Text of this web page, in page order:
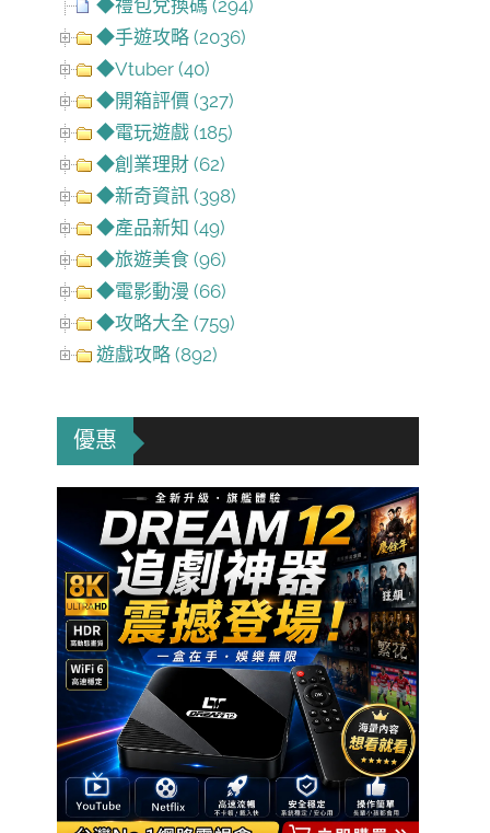
◆禮包兌換碼 (294)
◆手遊攻略 (2036)
◆Vtuber (40)
◆開箱評價 (327)
◆電玩遊戲 (185)
◆創業理財 (62)
◆新奇資訊 (398)
◆產品新知 (49)
◆旅遊美食 (96)
◆電影動漫 (66)
◆攻略大全 (759)
遊戲攻略 (892)
優惠